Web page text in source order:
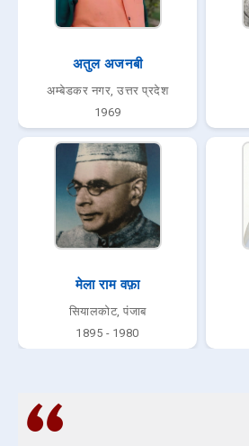
अतुल अजनबी
अम्बेडकर नगर, उत्तर प्रदेश
1969
मेला राम वफ़ा
सियालकोट, पंजाब
1895 - 1980